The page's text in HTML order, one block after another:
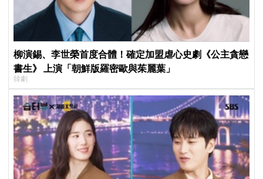
柳演錫、李世榮首度合體！確定加盟虐心史劇《公主貪戀
書生》 上演「朝鮮版羅密歐與茱麗葉」
韓劇